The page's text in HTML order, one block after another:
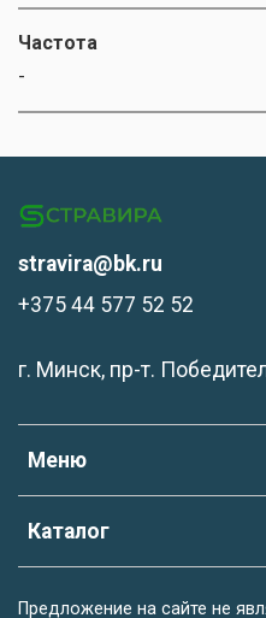
Частота
-
Меню
Каталог
stravira@bk.ru
+375 44 577 52 52
г. Минск, пр-т.
Предложение на сайте не